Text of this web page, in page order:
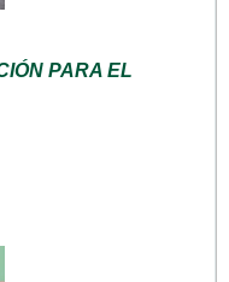
PARA EL